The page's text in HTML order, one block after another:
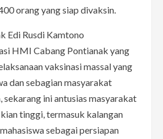
orang yang siap divaksin.
Edi Rusdi Kamtono
HMI Cabang Pontianak yang
vaksinasi massal yang
dan sebagian masyarakat
sekarang ini antusias masyarakat
tinggi, termasuk kalangan
sebagai persiapan